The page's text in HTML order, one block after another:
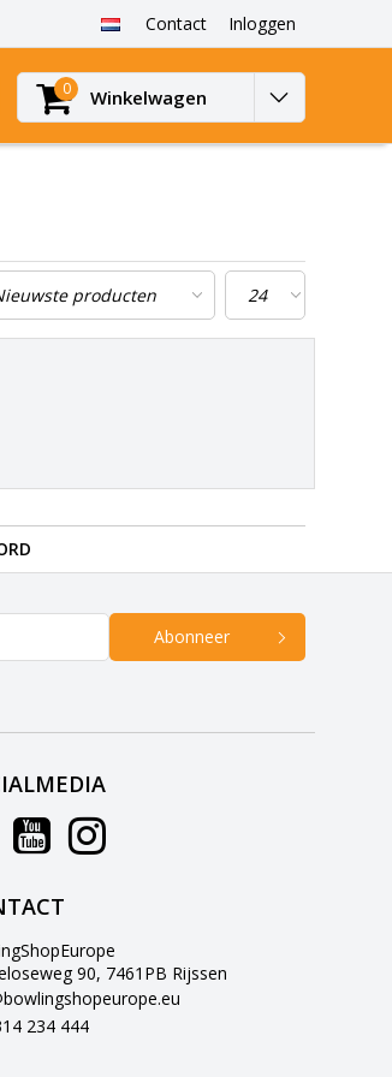
Contact Inloggen
0 Winkelwagen
Abonneer
90, 7461PB Rijssen
234 444